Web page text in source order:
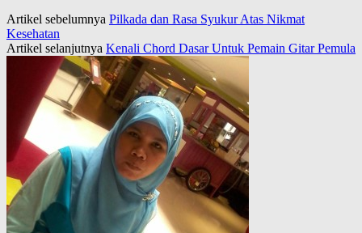
Artikel sebelumnya Pilkada dan Rasa Syukur Atas Nikmat
Kesehatan
Artikel selanjutnya Kenali Chord Dasar Untuk Pemain Gitar Pemula